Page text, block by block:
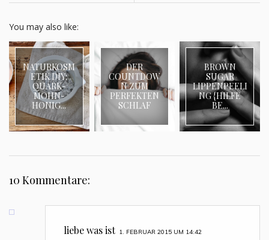
You may also like:
NATURKOSM
ETIK DIY:
QUARK-
MOHN-
HONIG...
DER
COUNTDOW
N ZUM
PERFEKTEN
SCHLAF
BROWN
SUGAR
LIPPENPEELI
NG {HILFE
BE...
10 Kommentare:
liebe was ist 1. FEBRUAR 2015 UM 14:42